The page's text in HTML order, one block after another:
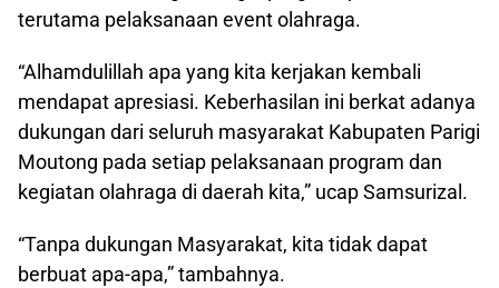
terutama pelaksanaan event olahraga.
“Alhamdulillah apa yang kita kerjakan kembali
mendapat apresiasi. Keberhasilan ini berkat adanya
dukungan dari seluruh masyarakat Kabupaten Parigi
Moutong pada setiap pelaksanaan program dan
kegiatan olahraga di daerah kita,” ucap Samsurizal.
“Tanpa dukungan Masyarakat, kita tidak dapat
berbuat apa-apa,” tambahnya.